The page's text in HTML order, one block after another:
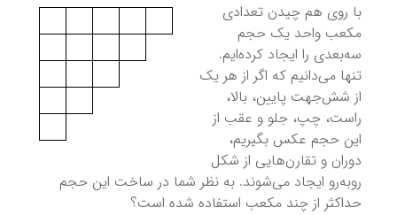
با روی هم چیدن تعدادی
مکعب واحد یک حجم
سه‌بعدی را ایجاد کرده‌ایم.
تنها می‌دانیم که اگر از هر یک
از شش‌جهت پایین، بالا،
راست، چپ، جلو و عقب از
این حجم عکس بگیریم،
دوران و تقارن‌هایی از شکل
روبه‌رو ایجاد می‌شوند. به نظر شما در ساخت این حجم
حداکثر از چند مکعب استفاده‌ شده است؟